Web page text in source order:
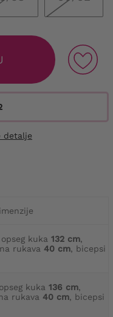
detalje
kuka 132 cm,
rukava 40 cm, bicepsi
kuka 136 cm,
rukava 40 cm, bicepsi